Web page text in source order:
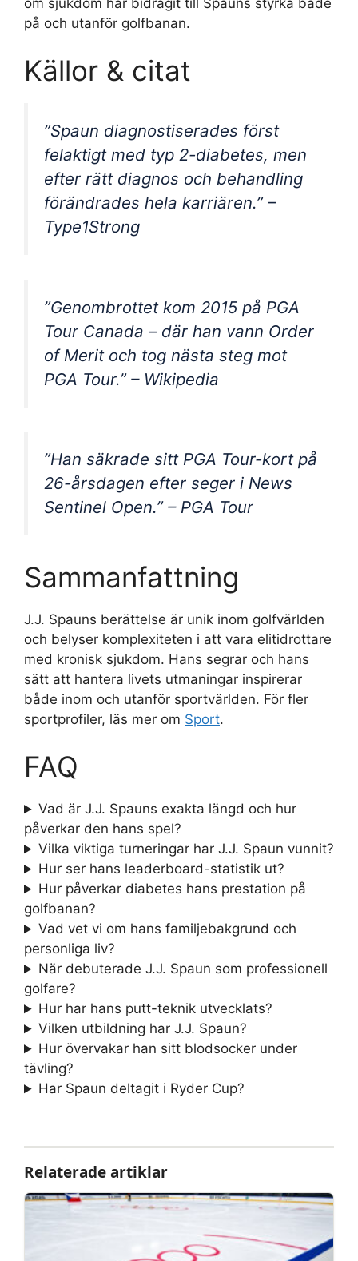
på och utanför golfbanan.
Källor & citat
”Spaun diagnostiserades först
felaktigt med typ 2-diabetes, men
efter rätt diagnos och behandling
förändrades hela karriären.” –
Type1Strong
”Genombrottet kom 2015 på PGA
Tour Canada – där han vann Order
of Merit och tog nästa steg mot
PGA Tour.” – Wikipedia
”Han säkrade sitt PGA Tour-kort på
26-årsdagen efter seger i News
Sentinel Open.” – PGA Tour
Sammanfattning
J.J. Spauns berättelse är unik inom golfvärlden
och belyser komplexiteten i att vara elitidrottare
med kronisk sjukdom. Hans segrar och hans
sätt att hantera livets utmaningar inspirerar
både inom och utanför sportvärlden. För fler
sportprofiler, läs mer om Sport.
FAQ
Vad är J.J. Spauns exakta längd och hur
påverkar den hans spel?
Vilka viktiga turneringar har J.J. Spaun vunnit?
Hur ser hans leaderboard-statistik ut?
Hur påverkar diabetes hans prestation på
golfbanan?
Vad vet vi om hans familjebakgrund och
personliga liv?
När debuterade J.J. Spaun som professionell
golfare?
Hur har hans putt-teknik utvecklats?
Vilken utbildning har J.J. Spaun?
Hur övervakar han sitt blodsocker under
tävling?
Har Spaun deltagit i Ryder Cup?
Relaterade artiklar